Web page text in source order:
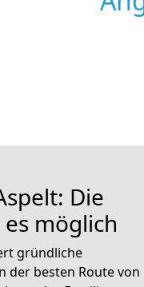
Die
möglich
gründliche
der besten Route von